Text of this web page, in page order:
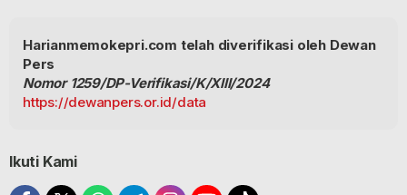
Harianmemokepri.com telah diverifikasi oleh Dewan
Pers
Nomor 1259/DP-Verifikasi/K/XIII/2024
https://dewanpers.or.id/data
Ikuti Kami